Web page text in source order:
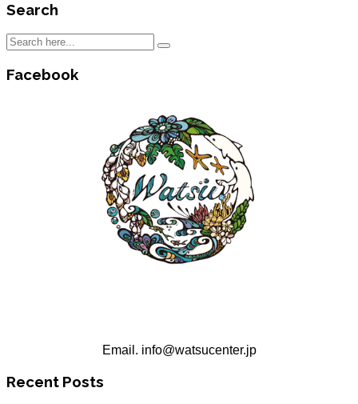
Search
Facebook
Email. info@watsucenter.jp
Recent Posts